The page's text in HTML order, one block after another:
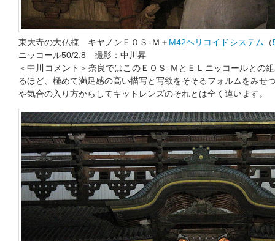
東大寺の大仏様 キヤノンＥＯＳ-Ｍ＋ M42ヘリコイドシステム （
ニッコール50/2.8 撮影：中川昇
＜中川コメント＞奈良ではこのＥＯＳ-ＭとＥＬニッコールとの
るほど、極めて満足感の高い描写と写欲をそそるフォルムをみせ
や気合の入り方からしてキットレンズのそれとは全く違います。